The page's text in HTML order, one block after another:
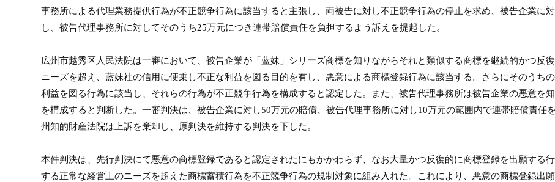
事務所による代理業務提供行為が不正競争行為に該当すると主張し、両被告に対し不正競争行為の停止を求め、被告企業に
し、被告代理事務所に対してそのうち25万元につき連帯賠償責任を負担するよう訴えを提起した。
広州市越秀区人民法院は一審において、被告企業が「蓝妹」シリーズ商標を知りながらそれと類似する商標を継続的かつ反
ニーズを超え、藍妹社の信用に便乗し不正な利益を図る目的を有し、悪意による商標登録行為に該当する。さらにそのうちの
利益を図る行為に該当し、それらの行為が不正競争行為を構成すると認定した。また、被告代理事務所は被告企業の悪意を
を構成すると判断した。一審判決は、被告企業に対し50万元の賠償、被告代理事務所に対し10万元の範囲内で連帯賠償責任
州知的財産法院は上訴を棄却し、原判決を維持する判決を下した。
本件判決は、先行判決にて悪意の商標登録であると認定されたにもかかわらず、なお大量かつ反復的に商標登録を出願する
する正常な経営上のニーズを超えた商標蓄積行為を不正競争行為の規制対象に組み入れた。これにより、悪意の商標登録出